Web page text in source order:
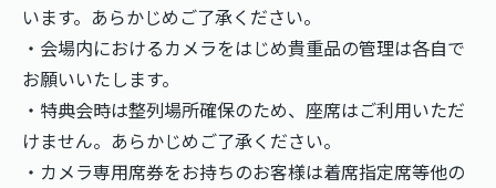
います。あらかじめご了承ください。
・会場内におけるカメラをはじめ貴重品の管理は各自で
お願いいたします。
・特典会時は整列場所確保のため、座席はご利用いただ
けません。あらかじめご了承ください。
・カメラ専用席券をお持ちのお客様は着席指定席等他の